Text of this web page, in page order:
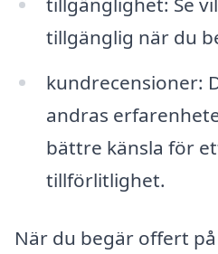
tillgänglig när du
kundrecensioner:
andras
bättre känsla för
tillförlitlighet.
När du begär offert